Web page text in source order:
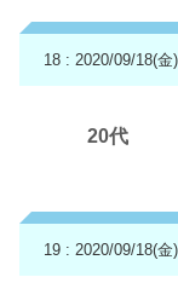
18 : 2020/09/18(金
20代
19 : 2020/09/18(金